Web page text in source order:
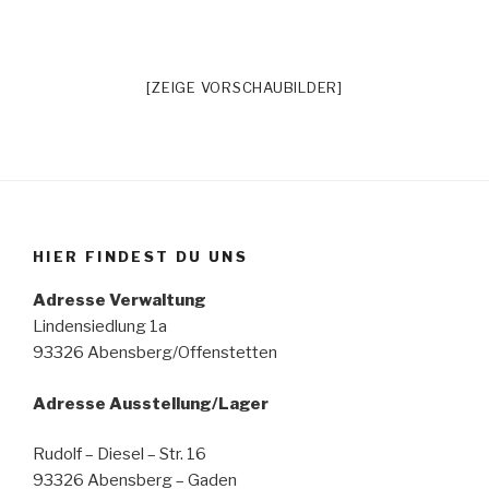
[ZEIGE VORSCHAUBILDER]
HIER FINDEST DU UNS
Adresse Verwaltung
Lindensiedlung 1a
93326 Abensberg/Offenstetten
Adresse Ausstellung/Lager
Rudolf – Diesel – Str. 16
93326 Abensberg – Gaden